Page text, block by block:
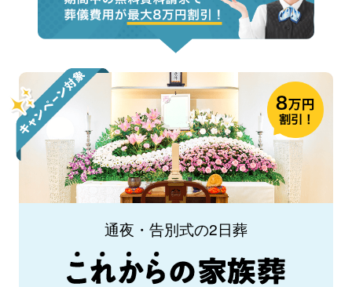
通夜・告別式の2日葬